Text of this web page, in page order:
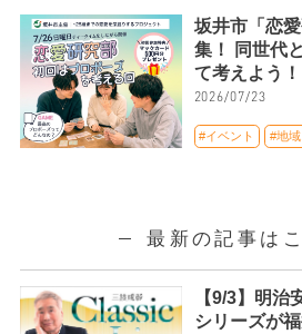
坂井市「恋
集！ 同世代
て考えよう！
2026/07/23
#イベント #地
最新の記事は
【9/3】明治
シリーズが